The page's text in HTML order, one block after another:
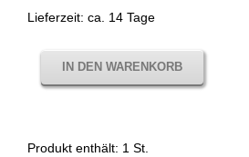
Lieferzeit: ca. 14 Tage
IN DEN WARENKORB
Produkt enthält: 1 St.